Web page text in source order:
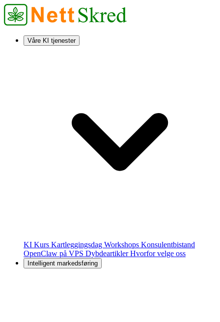
Våre KI tjenester
KI Kurs Kartleggingsdag Workshops Konsulentbistand
OpenClaw på VPS DybdeartiklerHvorfor velge oss
Intelligent markedsføring